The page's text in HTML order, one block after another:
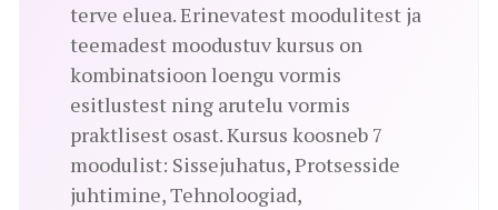
terve eluea. Erinevatest moodulitest ja
teemadest moodustuv kursus on
kombinatsioon loengu vormis
esitlustest ning arutelu vormis
praktlisest osast. Kursus koosneb 7
moodulist: Sissejuhatus, Protsesside
juhtimine, Tehnoloogiad,